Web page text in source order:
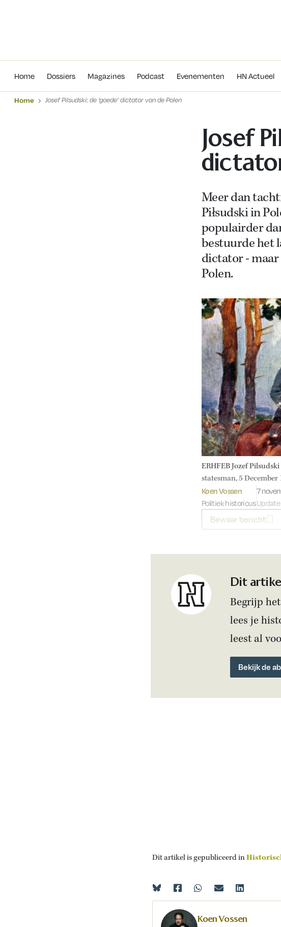
Home Dossiers Magazines Podcast Evenementen HN Actueel
Home Josef Pilsudski: de ‘goede’ dictator van de Polen
Josef
Meer dan
Piłsudski in
populairder
bestuurde het
dictator - maar
Polen.
ERHFEB Jozef
statesman, 5 December
Koen Vossen
Politiek historicus
7
Update
Bewaar bericht
Dit
Begrijp
lees je
leest al
Bekijk de
Dit artikel is gepubliceerd in
Koen Vossen